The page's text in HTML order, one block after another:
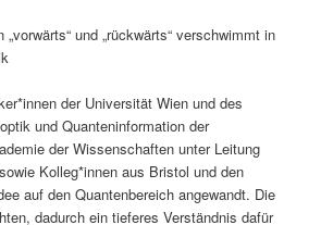
und „rückwärts“ verschwimmt in
der Universität Wien und des
und Quanteninformation der
der Wissenschaften unter Leitung
Kolleg*innen aus Bristol und den
auf den Quantenbereich angewandt. Die
dadurch ein tieferes Verständnis dafür